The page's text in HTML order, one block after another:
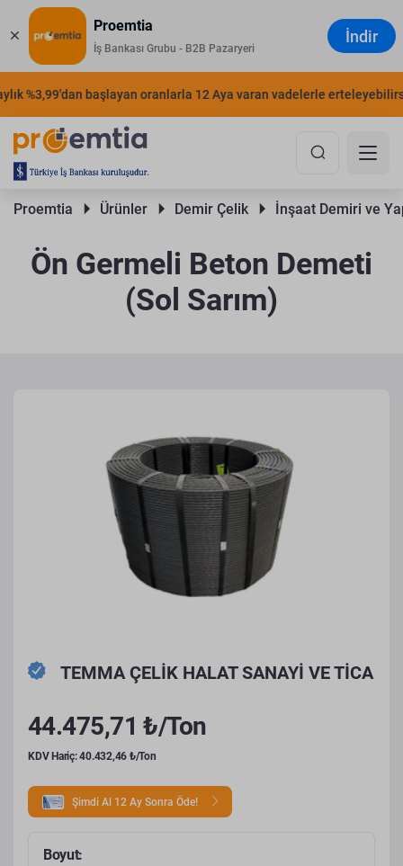
Proemtia
İş Bankası Grubu - B2B Pazaryeri
İndir
%3,99'dan başlayan oranlarla 12 Aya varan vadelerle
Proemtia Ürünler Demir Çelik İnşaat Demiri ve
Ön Germeli Beton Demeti
(Sol Sarım)
TEMMA ÇELİK HALAT SANAYİ VE TİCA
44.475,71 ₺/Ton
KDV Hariç: 40.432,46 ₺/Ton
Şimdi Al 12 Ay Sonra Öde!
Boyut: